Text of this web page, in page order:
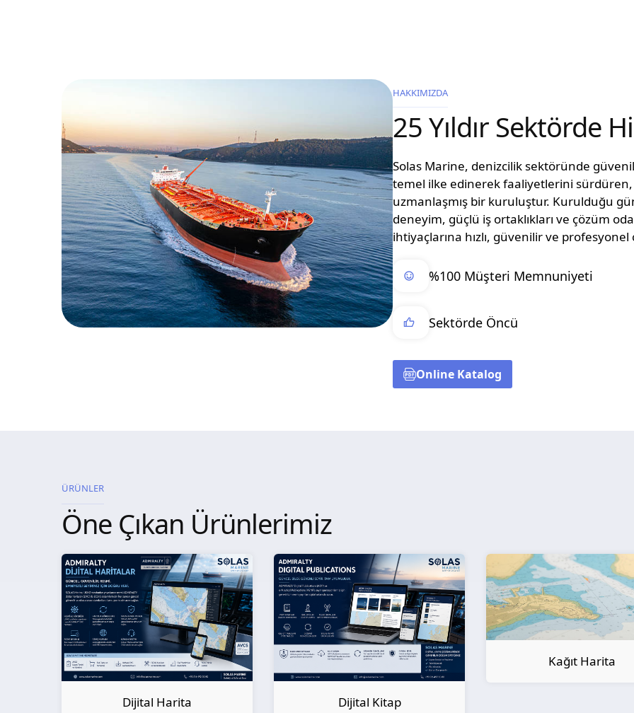
HAKKIMIZDA
25 Yıldır Sektörde
Solas Marine, denizcilik sektöründe
temel ilke edinerek faaliyetlerini
uzmanlaşmış bir kuruluştur. Kurulduğu
deneyim, güçlü iş ortaklıkları ve çözüm
ihtiyaçlarına hızlı, güvenilir ve
%100 Müşteri Memnuniyeti
Sektörde Öncü
Online Katalog
ÜRÜNLER
Öne Çıkan Ürünlerimiz
Dijital Kitap
Kağıt Harita